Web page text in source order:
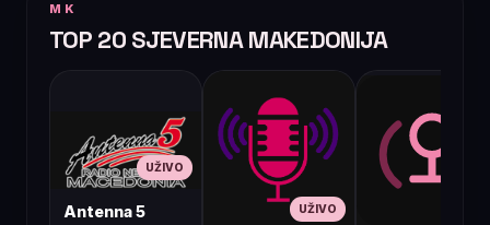
MK
TOP 20 SJEVERNA MAKEDONIJA
UŽIVO
Antenna 5 UŽIVO